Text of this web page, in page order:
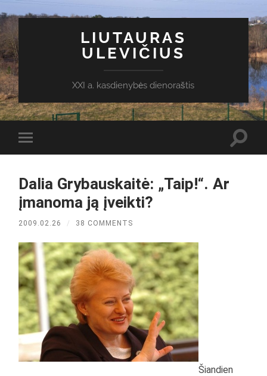
LIUTAURAS
ULEVIČIUS
XXI a. kasdienybės dienoraštis
Toggle
mobile
Dalia Grybauskaitė: „Taip!“. Ar
įmanoma ją įveikti?
2009.02.26 / 38 COMMENTS
Šiandien